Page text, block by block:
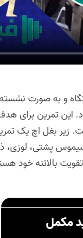
و به صورت
این تمرین برای
زیر بغل اچ یک
پشتی، لوزی،
بالاتنه خود
مکمل